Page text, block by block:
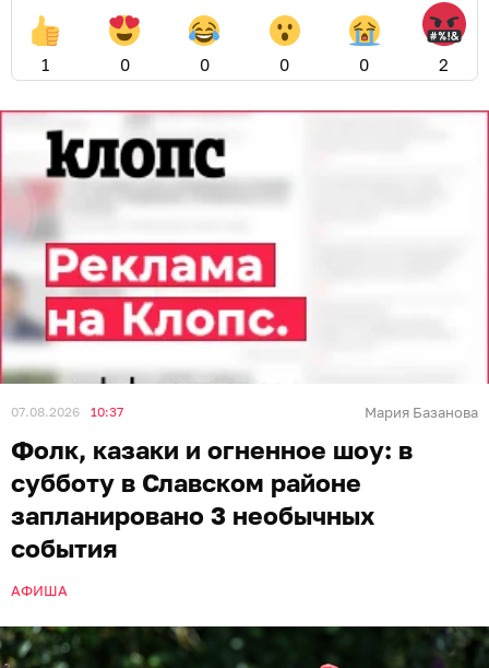
1 0 0 0 0 2
07.08.2026 10:37 Мария Базанова
Фолк, казаки и огненное шоу: в
субботу в Славском районе
запланировано 3 необычных
события
АФИША